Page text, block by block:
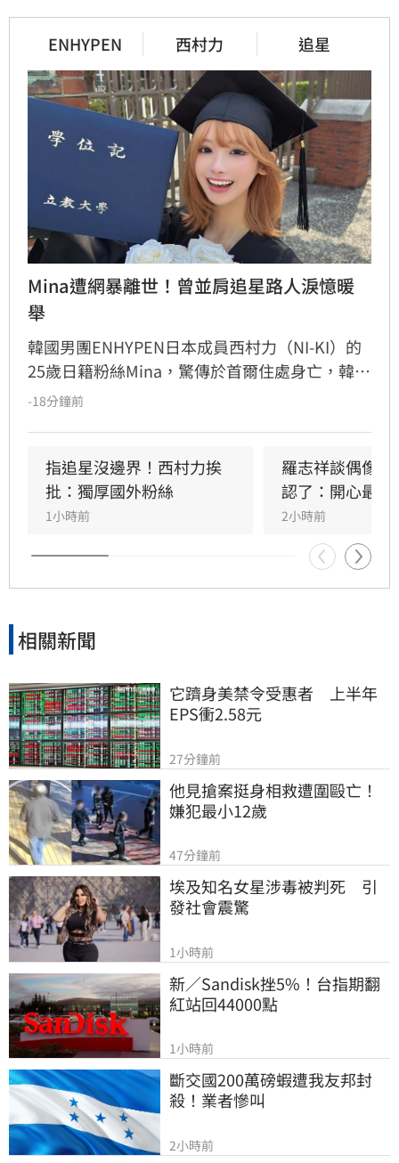
ENHYPEN 西村力 追星
Mina遭網暴離世！曾並肩追星路人淚憶暖
舉
韓國男團ENHYPEN日本成員西村力（NI-KI）的
25歲日籍粉絲Mina，驚傳於首爾住處身亡，韓國
警方證實接獲報案並介入調查。生前Mina因追星
良，絕非外界傳言般傲慢，對於她選擇極端方式
結束生命感到遺憾與不捨。此事件再度引發外界
對網路暴力及追星文化的關注。該名粉絲呼籲，
追星不應成為生活唯一寄託，應珍惜自身生命。
目前確切死因與詳細案情，仍待警方進一步調查
釐清，此消息也讓全球粉絲深感震驚與悲痛。
-18分鐘前
指追星沒邊界！西村力挨
批：獨厚國外粉絲
1小時前
羅志祥談偶像
認了：開心最重
2小時前
相關新聞
它躋身美禁令受惠者　上半年
EPS衝2.58元
27分鐘前
他見搶案挺身相救遭圍毆亡！
嫌犯最小12歲
47分鐘前
埃及知名女星涉毒被判死　引
發社會震驚
1小時前
新／Sandisk挫5%！台指期翻
紅站回44000點
1小時前
斷交國200萬磅蝦遭我友邦封
殺！業者慘叫
2小時前